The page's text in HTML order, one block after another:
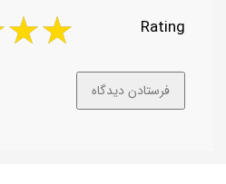
Rating